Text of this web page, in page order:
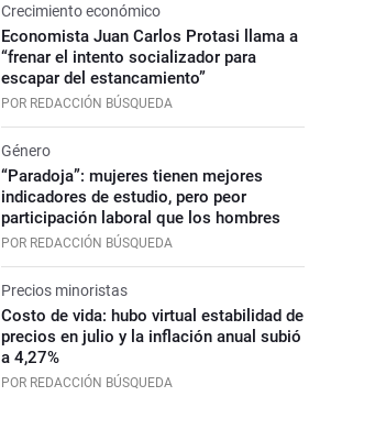
Crecimiento económico
Economista Juan Carlos Protasi llama a
“frenar el intento socializador para
escapar del estancamiento”
POR REDACCIÓN BÚSQUEDA
Género
“Paradoja”: mujeres tienen mejores
indicadores de estudio, pero peor
participación laboral que los hombres
POR REDACCIÓN BÚSQUEDA
Precios minoristas
Costo de vida: hubo virtual estabilidad de
precios en julio y la inflación anual subió
a 4,27%
POR REDACCIÓN BÚSQUEDA